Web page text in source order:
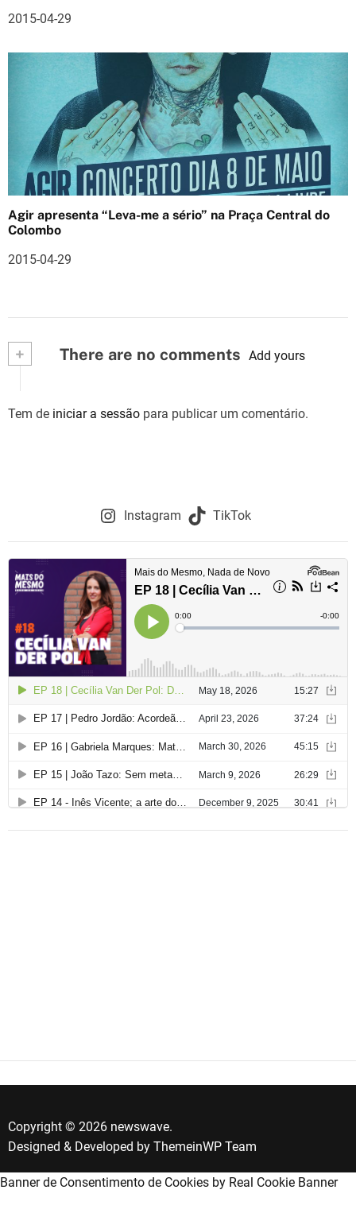
2015-04-29
Agir apresenta “Leva-me a sério” na Praça Central do
Colombo
2015-04-29
+ There are no comments Add yours
Tem de iniciar a sessão para publicar um comentário.
Instagram TikTok
Copyright © 2026 newswave.
Designed & Developed by ThemeinWP Team
Banner de Consentimento de Cookies by Real Cookie Banner